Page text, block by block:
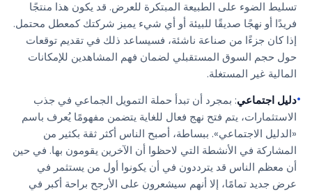
تسليط الضوء على الطبيعة المبتكرة للعرض. قد يكون هذا منتجًا
فريدًا أو نهجًا صديقًا للبيئة أو أي شيء يميز شركتك كمعطل محتمل.
إذا كان جزءًا من صناعة ناشئة، فسيساعد ذلك في تقديم توقعات
حول حجم السوق المستقبلي لضمان فهم المشاهدين للإمكانات
المالية غير المستغلة.
•دليل اجتماعي: بمجرد أن تبدأ حملة التمويل الجماعي في جذب
الاستثمارات، يتم فتح نهج فعال للغاية يتضمن مفهومًا يُعرف باسم
«الدليل الاجتماعي». ببساطة، أصبح الناس أكثر ثقة بكثير من
المشاركة في الأنشطة التي لاحظوا أن الآخرين يقومون بها. في حين
أن معظم الناس قد يترددون في أن يكونوا أول من يستثمر في
عرض جديد تمامًا، إلا أنهم سيشعرون على الأرجح براحة أكبر في